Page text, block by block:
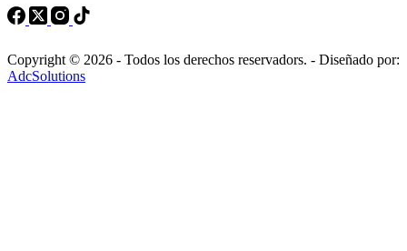
Copyright © 2026 - Todos los derechos reservadors. - Diseñado por:
AdcSolutions